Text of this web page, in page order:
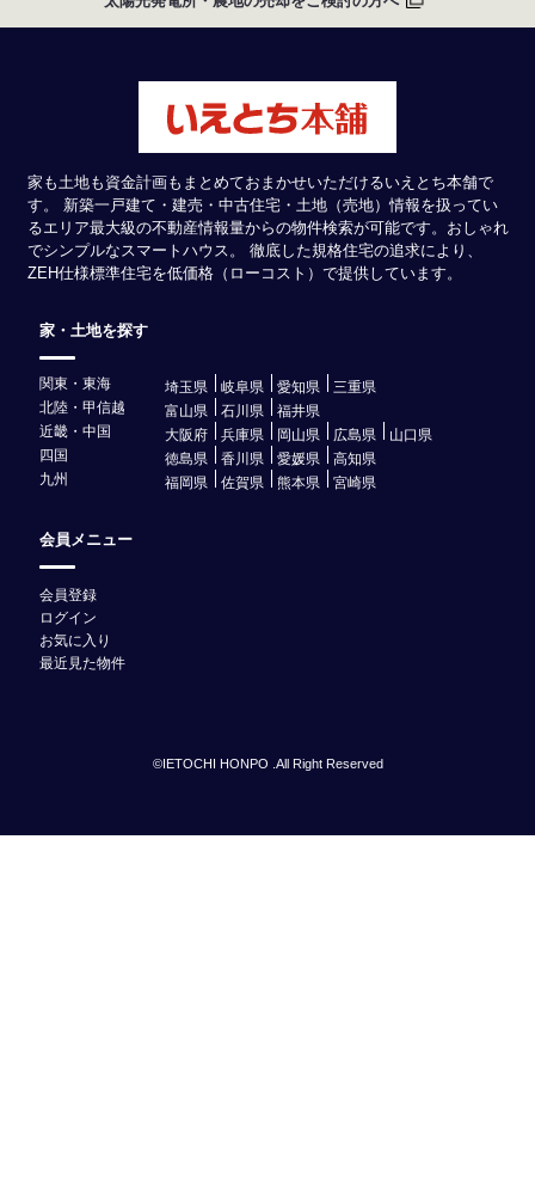
家も土地も資金計画もまとめておまかせいただけるいえとち本舗で
す。 新築一戸建て・建売・中古住宅・土地（売地）情報を扱ってい
るエリア最大級の不動産情報量からの物件検索が可能です。おしゃれ
でシンプルなスマートハウス。 徹底した規格住宅の追求により、
ZEH仕様標準住宅を低価格（ローコスト）で提供しています。
家・土地を探す
関東・東海 埼玉県 岐阜県 愛知県
三重県
北陸・甲信越
富山県 石川県
福井県
近畿・中国
大阪府 兵庫県 岡山県 広島県
山口県
四国
徳島県 香川県 愛媛県
高知県
九州
福岡県 佐賀県 熊本県 宮崎県
会員メニュー
会員登録
ログイン
お気に入り
最近見た物件
©IETOCHI HONPO .All Right Reserved